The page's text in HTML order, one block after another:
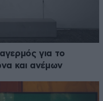
για το
και ανέμων